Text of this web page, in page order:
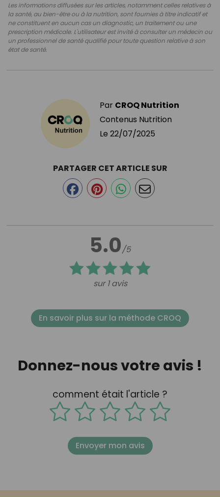
Les informations diffusées sur les articles, notamment celles relatives à
la santé, au bien-être ou à la nutrition, sont fournies à titre indicatif et
ne constituent en aucun cas un diagnostic, un traitement ou une
prescription médicale. L'utilisateur est invité à consulter un médecin ou
un professionnel de santé qualifié pour toute question relative à son
état de santé.
Par CROQ Nutrition
Contenus Nutrition
Le 22/07/2025
5.0/5
sur 1 avis
PARTAGER CET ARTICLE SUR
En savoir plus sur la méthode CROQ
Donnez-nous votre avis !
comment était l'article ?
Envoyer mon avis